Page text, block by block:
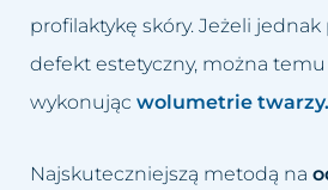
profilaktykę skóry. Jeżeli
defekt estetyczny, można temu
wykonując wolumetrie twarzy.
Najskuteczniejszą metodą na